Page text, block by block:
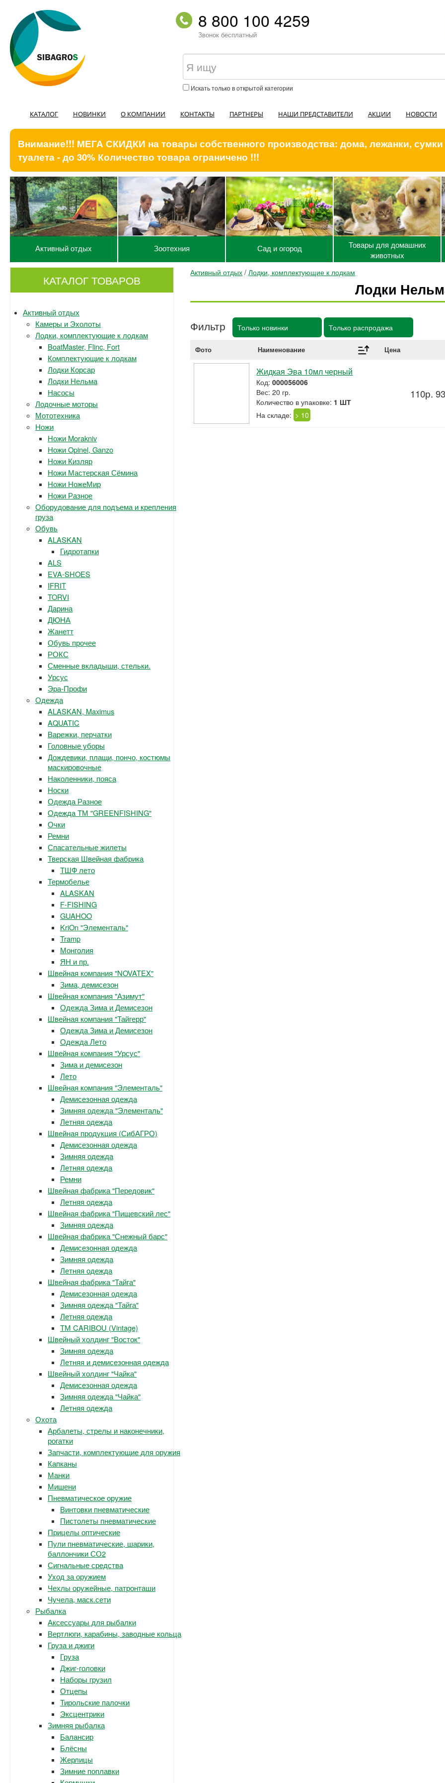
8 800 100 4259
Звонок бесплатный
Искать только в открытой категории
КАТАЛОГ НОВИНКИ О КОМПАНИИ КОНТАКТЫ ПАРТНЕРЫ НАШИ ПРЕДСТАВИТЕЛИ АКЦИИ НОВОСТИ
Внимание!!! МЕГА СКИДКИ на товары собственного производства: дома, лежанки,
туалета - до 30% Количество товара ограничено !!!
Активный отдых Зоотехния Сад и огород
Товары для домашних
животных
КАТАЛОГ ТОВАРОВ
Активный отдых
Камеры и Эхолоты
Лодки, комплектующие к лодкам
BoatMaster, Flinc, Fort
Комплектующие к лодкам
Лодки Корсар
Лодки Нельма
Насосы
Лодочные моторы
Мототехника
Ножи
Ножи Morakniv
Ножи Opinel, Ganzo
Ножи Кизляр
Ножи Мастерская Сёмина
Ножи НожеМир
Ножи Разное
Оборудование для подъема и крепления
груза
Обувь
ALASKAN
Гидротапки
ALS
EVA-SHOES
IFRIT
TORVI
Дарина
ДЮНА
Жанетт
Обувь прочее
РОКС
Сменные вкладыши, стельки.
Урсус
Эра-Профи
Одежда
ALASKAN, Maximus
AQUATIC
Варежки, перчатки
Головные уборы
Дождевики, плащи, пончо, костюмы
маскировочные
Наколенники, пояса
Носки
Одежда Разное
Одежда ТМ "GREENFISHING"
Очки
Ремни
Спасательные жилеты
Тверская Швейная фабрика
ТШФ лето
Термобелье
ALASKAN
F-FISHING
GUAHOO
KriOn "Элементаль"
Tramp
Монголия
ЯН и пр.
Швейная компания "NOVATEX"
Зима, демисезон
Швейная компания "Азимут"
Одежда Зима и Демисезон
Швейная компания "Тайгерр"
Одежда Зима и Демисезон
Одежда Лето
Швейная компания "Урсус"
Зима и демисезон
Лето
Швейная компания "Элементаль"
Демисезонная одежда
Зимняя одежда "Элементаль"
Летняя одежда
Швейная продукция (СибАГРО)
Демисезонная одежда
Зимняя одежда
Летняя одежда
Ремни
Швейная фабрика "Передовик"
Летняя одежда
Швейная фабрика "Пищевский лес"
Зимняя одежда
Швейная фабрика "Снежный барс"
Демисезонная одежда
Зимняя одежда
Летняя одежда
Швейная фабрика "Тайга"
Демисезонная одежда
Зимняя одежда "Тайга"
Летняя одежда
ТМ CARIBOU (Vintage)
Швейный холдинг "Восток"
Зимняя одежда
Летняя и демисезонная одежда
Швейный холдинг "Чайка"
Демисезонная одежда
Зимняя одежда "Чайка"
Летняя одежда
Охота
Арбалеты, стрелы и наконечники,
рогатки
Запчасти, комплектующие для оружия
Капканы
Манки
Мишени
Пневматическое оружие
Винтовки пневматические
Пистолеты пневматические
Прицелы оптические
Пули пневматические, шарики,
баллончики СО2
Сигнальные средства
Уход за оружием
Чехлы оружейные, патронташи
Чучела, маск.сети
Рыбалка
Аксессуары для рыбалки
Вертлюги, карабины, заводные кольца
Груза и джиги
Груза
Джиг-головки
Наборы грузил
Отцепы
Тирольские палочки
Эксцентрики
Зимняя рыбалка
Балансир
Блёсны
Жерлицы
Зимние поплавки
Активный отдых /Лодки, комплектующие к лодкам
Лодки
Фильтр Только новинки Только распродажа
Фото Наименование Цена
Жидкая Эва 10мл черный
Код:000056006
Вес: 20 гр.
Количество в упаковке: 1 ШТ
На складе: > 10
110р.